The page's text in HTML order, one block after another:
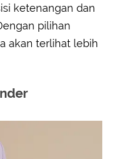
ketenangan dan
pilihan
akan terlihat lebih